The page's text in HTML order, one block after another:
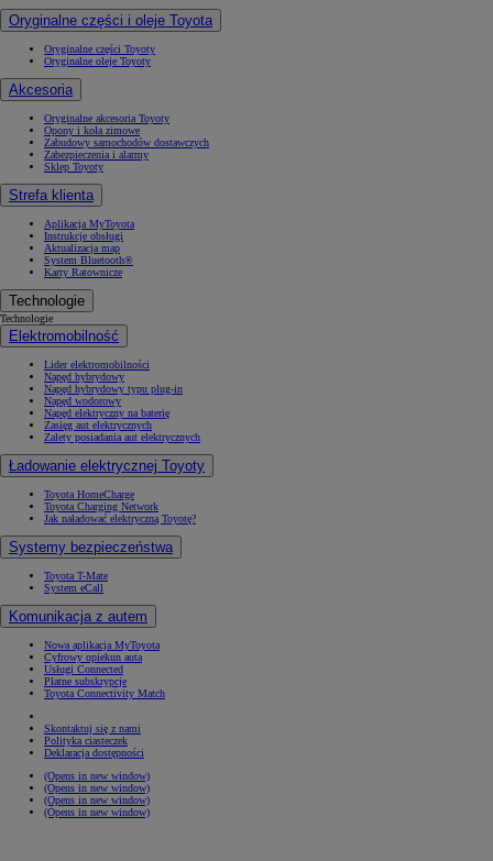
Oryginalne części i oleje Toyota
Oryginalne części Toyoty
Oryginalne oleje Toyoty
Akcesoria
Oryginalne akcesoria Toyoty
Opony i koła zimowe
Zabudowy samochodów dostawczych
Zabezpieczenia i alarmy
Sklep Toyoty
Strefa klienta
Aplikacja MyToyota
Instrukcje obsługi
Aktualizacja map
System Bluetooth®
Karty Ratownicze
Technologie
Technologie
Elektromobilność
Lider elektromobilności
Napęd hybrydowy
Napęd hybrydowy typu plug-in
Napęd wodorowy
Napęd elektryczny na baterię
Zasięg aut elektrycznych
Zalety posiadania aut elektrycznych
Ładowanie elektrycznej Toyoty
Toyota HomeCharge
Toyota Charging Network
Jak naładować elektryczną Toyotę?
Systemy bezpieczeństwa
Toyota T-Mate
System eCall
Komunikacja z autem
Nowa aplikacja MyToyota
Cyfrowy opiekun auta
Usługi Connected
Płatne subskrypcje
Toyota Connectivity Match
Skontaktuj się z nami
Polityka ciasteczek
Deklaracja dostępności
(Opens in new window)
(Opens in new window)
(Opens in new window)
(Opens in new window)